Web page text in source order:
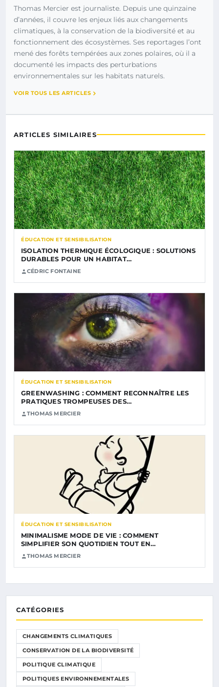
Thomas Mercier est journaliste. Depuis une quinzaine
d’années, il couvre les enjeux liés aux changements
climatiques, à la conservation de la biodiversité et au
fonctionnement des écosystèmes. Ses reportages l’ont
mené des forêts tempérées aux zones polaires, où il a
documenté les impacts des perturbations
environnementales sur les habitats naturels.
VOIR TOUS LES ARTICLES
ARTICLES SIMILAIRES
ÉDUCATION ET SENSIBILISATION
ISOLATION THERMIQUE ÉCOLOGIQUE : SOLUTIONS
DURABLES POUR UN HABITAT…
CÉDRIC FONTAINE
ÉDUCATION ET SENSIBILISATION
GREENWASHING : COMMENT RECONNAÎTRE LES
PRATIQUES TROMPEUSES DES…
THOMAS MERCIER
ÉDUCATION ET SENSIBILISATION
MINIMALISME MODE DE VIE : COMMENT
SIMPLIFIER SON QUOTIDIEN TOUT EN…
THOMAS MERCIER
CATÉGORIES
CHANGEMENTS CLIMATIQUES
CONSERVATION DE LA BIODIVERSITÉ
POLITIQUE CLIMATIQUE
POLITIQUES ENVIRONNEMENTALES